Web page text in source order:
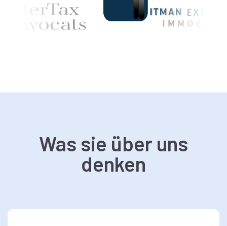
Was sie über uns
denken